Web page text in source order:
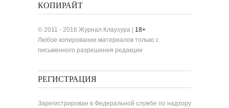
КОПИРАЙТ
© 2011 - 2016 Журнал Клаузура | 18+
Любое копирование материалов только с
письменного разрешения редакции
РЕГИСТРАЦИЯ
Зарегистрирован в Федеральной службе по надзору